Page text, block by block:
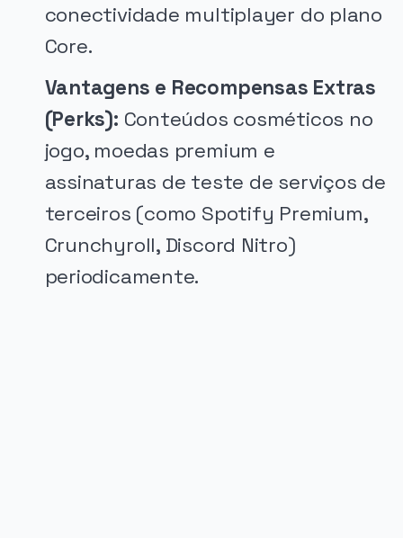
conectividade multiplayer do plano
Core.
Vantagens e Recompensas Extras
(Perks): Conteúdos cosméticos no
jogo, moedas premium e
assinaturas de teste de serviços de
terceiros (como Spotify Premium,
Crunchyroll, Discord Nitro)
periodicamente.